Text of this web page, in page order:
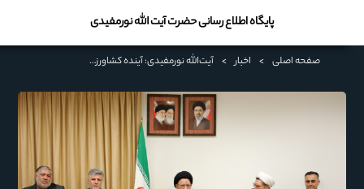
پایگاه اطلاع رسانی حضرت آیت الله نورمفیدی
صفحه اصلی > اخبار > آیت‌الله نورمفیدی: آینده کشاورزی گلستان در گرو نجات آب، دانش‌بنیان شدن تولید و پایان خام‌فروشی است